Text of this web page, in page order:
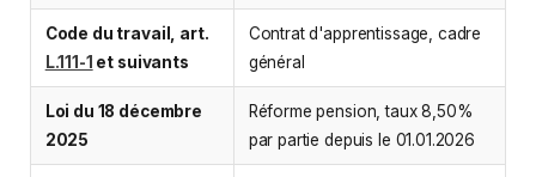
Code du travail, art.
L.111-1 et suivants
Contrat d'apprentissage, cadre
général
Loi du 18 décembre
2025
Réforme pension, taux 8,50%
par partie depuis le 01.01.2026